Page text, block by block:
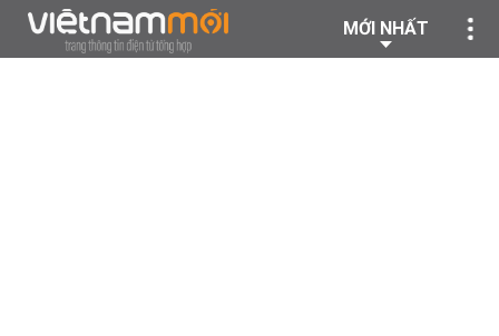
MỚI NHẤT